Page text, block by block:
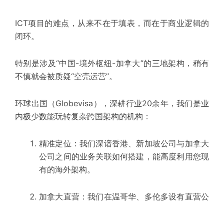
ICT项目的难点，从来不在于填表，而在于商业逻辑的
闭环。
特别是涉及“中国-境外枢纽-加拿大”的三地架构，稍有
不慎就会被质疑“空壳运营”。
环球出国（Globevisa），深耕行业20余年，我们是业
内极少数能玩转复杂跨国架构的机构：
精准定位： 我们深谙香港、新加坡公司与加拿大
公司之间的业务关联如何搭建，能高度利用您现
有的海外架构。
加拿大直营：我们在温哥华、多伦多设有直营公